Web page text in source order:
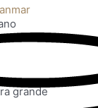
grande